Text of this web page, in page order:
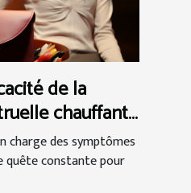
de la
chauffante
du syndrome
charge des symptômes
quête constante pour